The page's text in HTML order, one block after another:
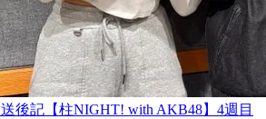
後記【柱NIGHT! with AKB48】4週目